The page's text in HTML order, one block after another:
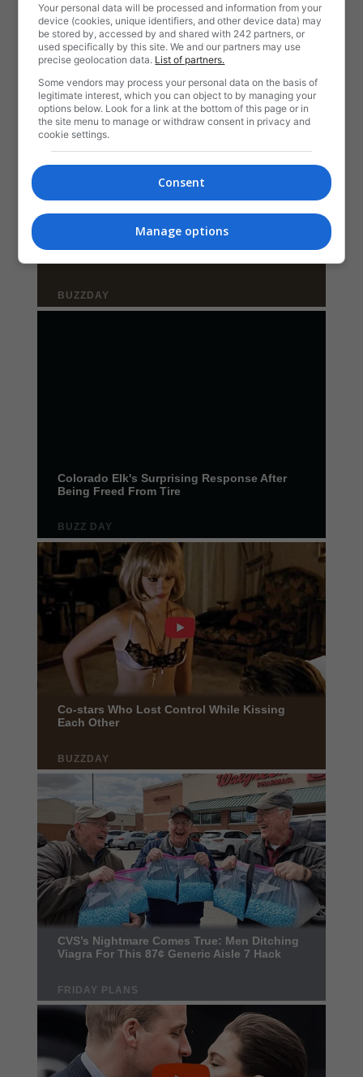
Your personal data will be processed and information from your
device (cookies, unique identifiers, and other device data) may
be stored by, accessed by and shared with 242 partners, or
used specifically by this site. We and our partners may use
precise geolocation data. List of partners.
Some vendors may process your personal data on the basis of
legitimate interest, which you can object to by managing your
options below. Look for a link at the bottom of this page or in
the site menu to manage or withdraw consent in privacy and
cookie settings.
Consent
Manage options